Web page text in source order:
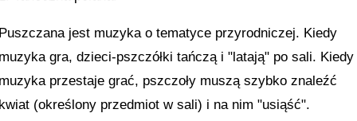
jest muzyka o tematyce przyrodniczej. Kiedy
gra, dzieci-pszczółki tańczą i "latają" po sali. Kiedy
przestaje grać, pszczoły muszą szybko znaleźć
(określony przedmiot w sali) i na nim "usiąść".